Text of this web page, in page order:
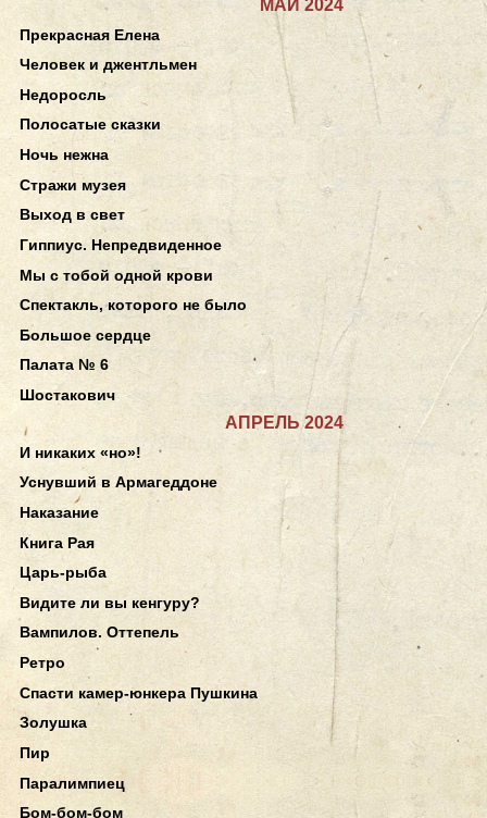
МАЙ 2024
Прекрасная Елена
Человек и джентльмен
Недоросль
Полосатые сказки
Ночь нежна
Стражи музея
Выход в свет
Гиппиус. Непредвиденное
Мы с тобой одной крови
Спектакль, которого не было
Большое сердце
Палата № 6
Шостакович
АПРЕЛЬ 2024
И никаких «но»!
Уснувший в Армагеддоне
Наказание
Книга Рая
Царь-рыба
Видите ли вы кенгуру?
Вампилов. Оттепель
Ретро
Спасти камер-юнкера Пушкина
Золушка
Пир
Паралимпиец
Бом-бом-бом